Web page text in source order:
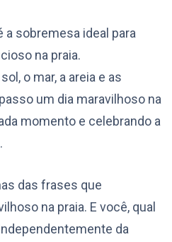
a sobremesa ideal para
na praia.
o mar, a areia e as
um dia maravilhoso na
momento e celebrando a
das frases que
na praia. E você, qual
da